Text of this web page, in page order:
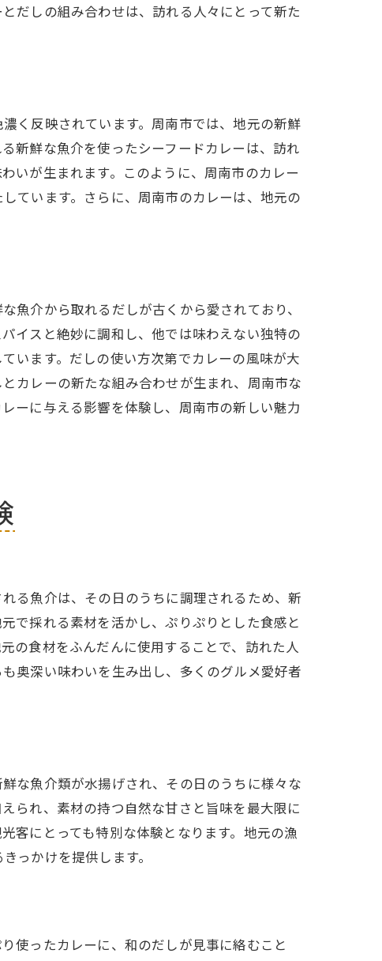
だしの組み合わせは、訪れる人々にとって新た
く反映されています。周南市では、地元の新鮮
新鮮な魚介を使ったシーフードカレーは、訪れ
いが生まれます。このように、周南市のカレー
ています。さらに、周南市のカレーは、地元の
介から取れるだしが古くから愛されており、
イスと絶妙に調和し、他では味わえない独特の
います。だしの使い方次第でカレーの風味が大
カレーの新たな組み合わせが生まれ、周南市な
ーに与える影響を体験し、周南市の新しい魅力
る魚介は、その日のうちに調理されるため、新
で採れる素材を活かし、ぷりぷりとした食感と
の食材をふんだんに使用することで、訪れた人
奥深い味わいを生み出し、多くのグルメ愛好者
な魚介類が水揚げされ、その日のうちに様々な
られ、素材の持つ自然な甘さと旨味を最大限に
客にとっても特別な体験となります。地元の漁
っかけを提供します。
使ったカレーに、和のだしが見事に絡むこと